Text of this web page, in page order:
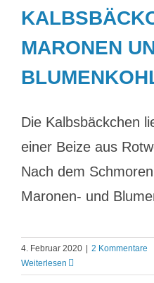
MARONEN
Die Kalbsbäckchen
einer Beize aus
Nach dem
Maronen- und
4. Februar 2020
2 Kommentare
Weiterlesen